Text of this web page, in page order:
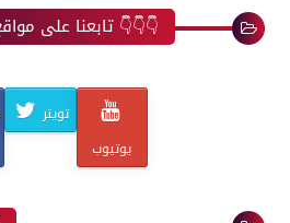
تابعنا على مواقع التواصل الإجتماعي 👇👇👇
تويتر
يوتيوب